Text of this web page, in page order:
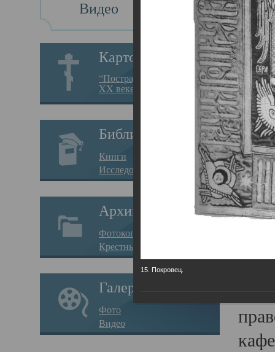
Видео
Картотека
“Пострадавшие за веру в
XX веке на Севере”
Библиотека
Книги
Исследования
Архив
Фотокопии дел
Крестные ходы
Галерея
Фото
Видео
15. Покровец.